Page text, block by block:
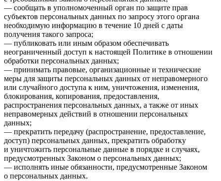
— сообщать в уполномоченный орган по защите прав
субъектов персональных данных по запросу этого органа
необходимую информацию в течение 10 дней с даты
получения такого запроса;
— публиковать или иным образом обеспечивать
неограниченный доступ к настоящей Политике в отношении
обработки персональных данных;
— принимать правовые, организационные и технические
меры для защиты персональных данных от неправомерного
или случайного доступа к ним, уничтожения, изменения,
блокирования, копирования, предоставления,
распространения персональных данных, а также от иных
неправомерных действий в отношении персональных
данных;
— прекратить передачу (распространение, предоставление,
доступ) персональных данных, прекратить обработку
и уничтожить персональные данные в порядке и случаях,
предусмотренных Законом о персональных данных;
— исполнять иные обязанности, предусмотренные Законом
о персональных данных.